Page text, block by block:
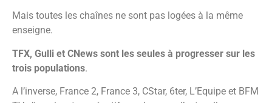
Mais toutes les chaînes ne sont pas logées à la même
enseigne.
TFX, Gulli et CNews sont les seules à progresser sur les
trois populations.
A l’inverse, France 2, France 3, CStar, 6ter, L’Equipe et BFM